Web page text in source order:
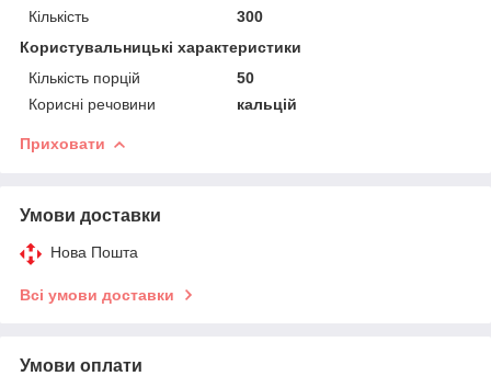
Кількість
300
Користувальницькі характеристики
Кількість порцій
50
Корисні речовини
кальцій
Приховати
Умови доставки
Нова Пошта
Всі умови доставки
Умови оплати